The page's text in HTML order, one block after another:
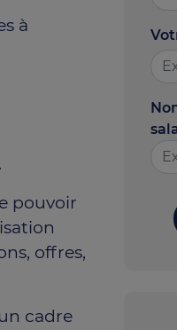
à
pouvoir
offres,
cadre